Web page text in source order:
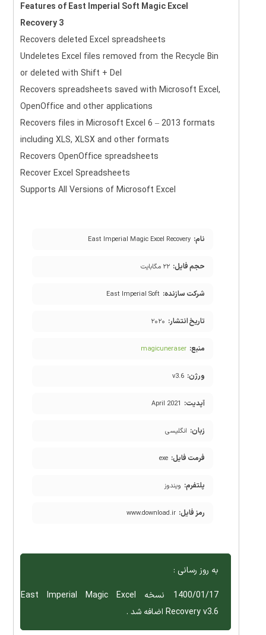
Features of East Imperial Soft Magic Excel
Recovery 3
Recovers deleted Excel spreadsheets
Undeletes Excel files removed from the Recycle Bin
or deleted with Shift + Del
Recovers spreadsheets saved with Microsoft Excel,
OpenOffice and other applications
Recovers files in Microsoft Excel 6 – 2013 formats
including XLS, XLSX and other formats
Recovers OpenOffice spreadsheets
Recover Excel Spreadsheets
Supports All Versions of Microsoft Excel
نام: East Imperial Magic Excel Recovery
حجم فایل: ۲۲ مگابایت
شرکت سازنده: East Imperial Soft
تاریخ انتشار: ۲۰۲۰
منبع: magicuneraser
ورژن: v3.6
آپدیت: April 2021
زبان: انگلیسی
فرمت فایل: exe
پلتفرم: ویندوز
رمز فایل: www.download.ir
به روز رسانی :
1400/01/17 نسخه East Imperial Magic Excel
Recovery v3.6 اضافه شد .